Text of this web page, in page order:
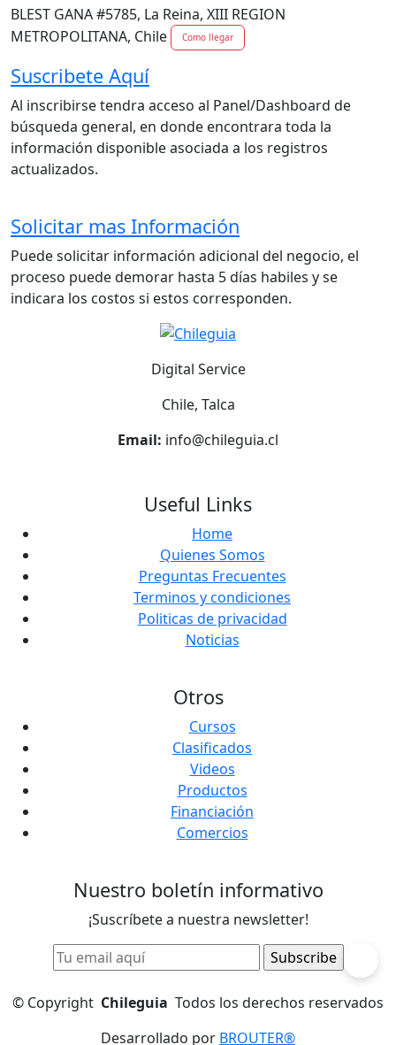
BLEST GANA #5785, La Reina, XIII REGION
METROPOLITANA, Chile
Como llegar
Suscribete Aquí
Al inscribirse tendra acceso al Panel/Dashboard de
búsqueda general, en donde encontrara toda la
información disponible asociada a los registros
actualizados.
Solicitar mas Información
Puede solicitar información adicional del negocio, el
proceso puede demorar hasta 5 días habiles y se
indicara los costos si estos corresponden.
Digital Service
Chile, Talca
Email: info@chileguia.cl
Useful Links
Home
Quienes Somos
Preguntas Frecuentes
Terminos y condiciones
Politicas de privacidad
Noticias
Otros
Cursos
Clasificados
Videos
Productos
Financiación
Comercios
Nuestro boletín informativo
¡Suscríbete a nuestra newsletter!
© Copyright Chileguia Todos los derechos reservados
Desarrollado por BROUTER®